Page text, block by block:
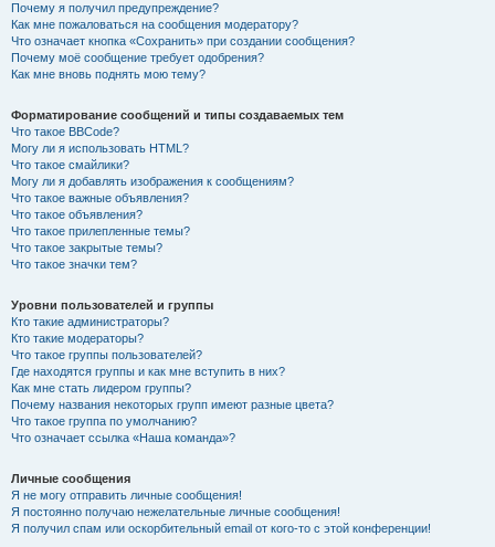
Почему я получил предупреждение?
Как мне пожаловаться на сообщения модератору?
Что означает кнопка «Сохранить» при создании сообщения?
Почему моё сообщение требует одобрения?
Как мне вновь поднять мою тему?
Форматирование сообщений и типы создаваемых тем
Что такое BBCode?
Могу ли я использовать HTML?
Что такое смайлики?
Могу ли я добавлять изображения к сообщениям?
Что такое важные объявления?
Что такое объявления?
Что такое прилепленные темы?
Что такое закрытые темы?
Что такое значки тем?
Уровни пользователей и группы
Кто такие администраторы?
Кто такие модераторы?
Что такое группы пользователей?
Где находятся группы и как мне вступить в них?
Как мне стать лидером группы?
Почему названия некоторых групп имеют разные цвета?
Что такое группа по умолчанию?
Что означает ссылка «Наша команда»?
Личные сообщения
Я не могу отправить личные сообщения!
Я постоянно получаю нежелательные личные сообщения!
Я получил спам или оскорбительный email от кого-то с этой конференции!